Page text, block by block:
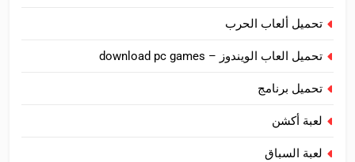
تحميل ألعاب الحرب
تحميل العاب الويندوز – download pc games
تحميل برنامج
لعبة أكشن
لعبة السباق